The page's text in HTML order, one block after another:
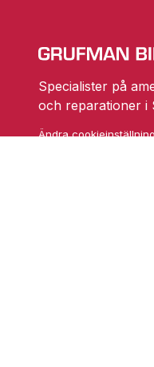
Specialister på
och reparationer i
Ändra